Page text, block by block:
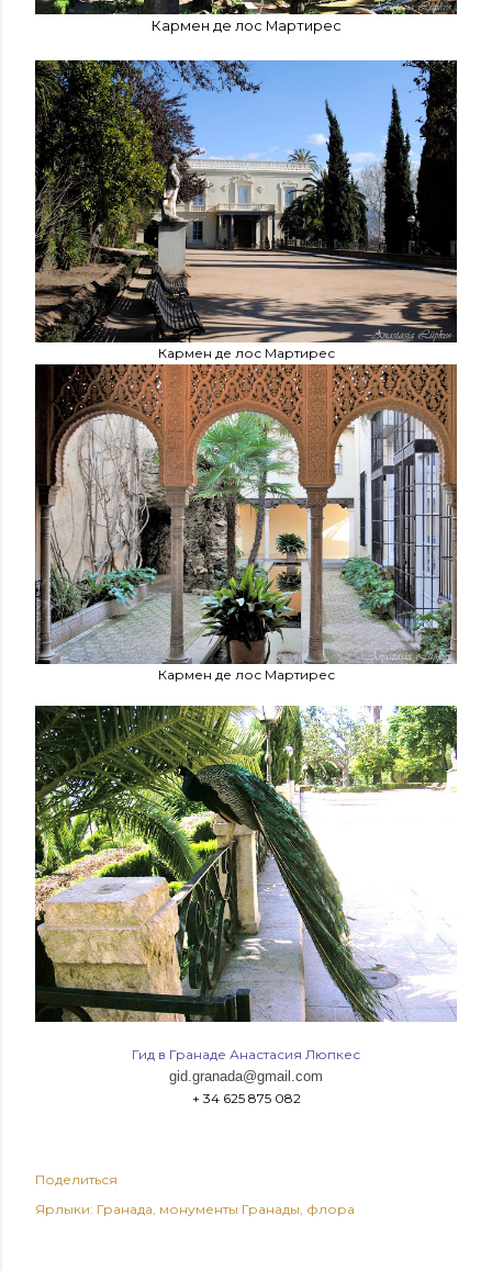
Кармен де лос Мартирес
Кармен де лос Мартирес
Кармен де лос Мартирес
Гид в Гранаде Анастасия Люпкес
gid.granada@gmail.com
+ 34 625 875 082
Поделиться
Ярлыки: Гранада монументы Гранады флора